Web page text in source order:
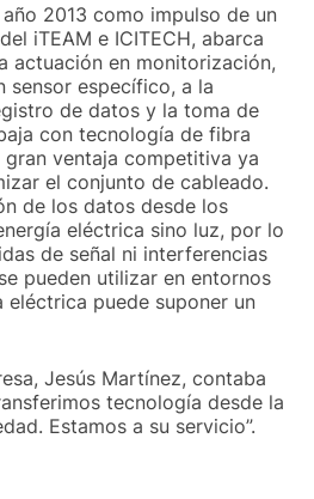
2013 como impulso de un
iTEAM e ICITECH, abarca
actuación en monitorización,
sensor específico, a la
de datos y la toma de
con tecnología de fibra
ventaja competitiva ya
el conjunto de cableado.
de los datos desde los
eléctrica sino luz, por lo
de señal ni interferencias
pueden utilizar en entornos
eléctrica puede suponer un
Jesús Martínez, contaba
tecnología desde la
Estamos a su servicio”.